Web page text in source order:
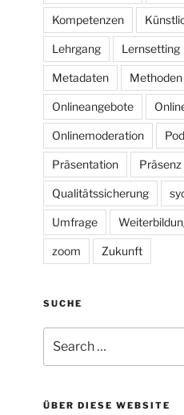
Kompetenzen
Lehrgang Lernsetting
Metadaten Methoden
Onlineangebote
Onlinemoderation
Präsentation Präsenz
Qualitätssicherung
Umfrage
zoom Zukunft
SUCHE
for:
ÜBER DIESE WEBSITE